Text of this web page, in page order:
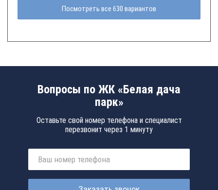
Посмотреть все 630 вариантов
Вопросы по ЖК «Белая дача
парк»
Оставьте свой номер телефона и специалист
перезвонит через 1 минуту